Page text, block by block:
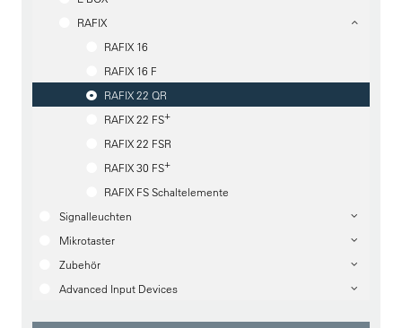
RAFIX
RAFIX 16
RAFIX 16 F
RAFIX 22 QR
RAFIX 22 FS+
RAFIX 22 FSR
RAFIX 30 FS+
RAFIX FS Schaltelemente
Signalleuchten
Mikrotaster
Zubehör
Advanced Input Devices